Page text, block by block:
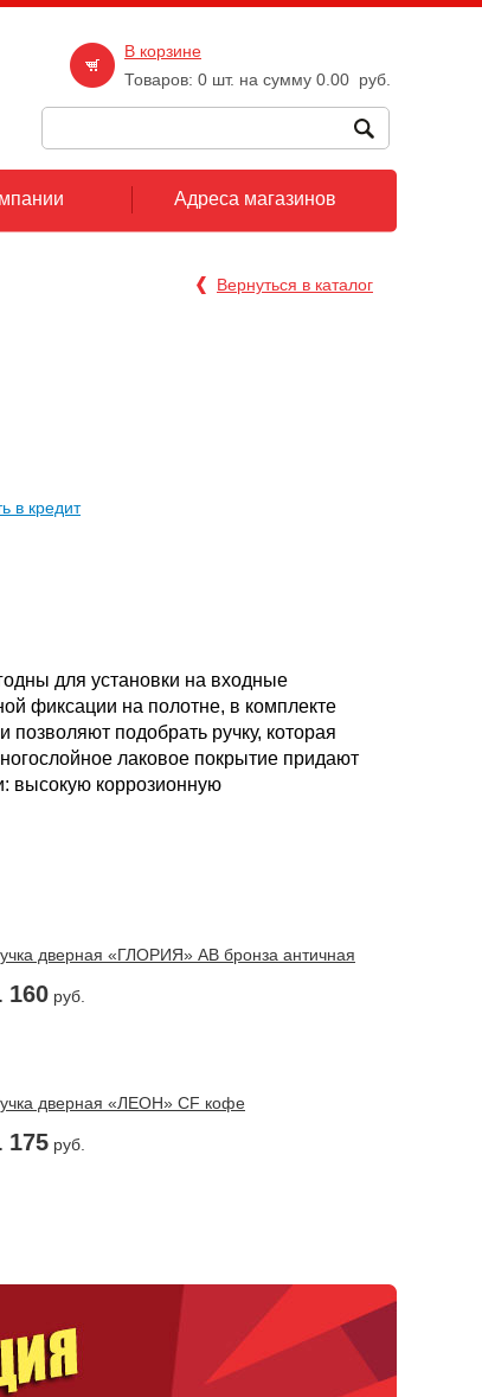
Вернуться в каталог
в кредит
для установки на входные
фиксации на полотне, в комплекте
подобрать ручку, которая
лаковое покрытие придают
высокую коррозионную
дверная «ГЛОРИЯ» AB бронза античная
160 руб.
дверная «ЛЕОН» CF кофе
175 руб.
В корзине
Товаров: 0 шт. на сумму 0.00 руб.
Адреса магазинов